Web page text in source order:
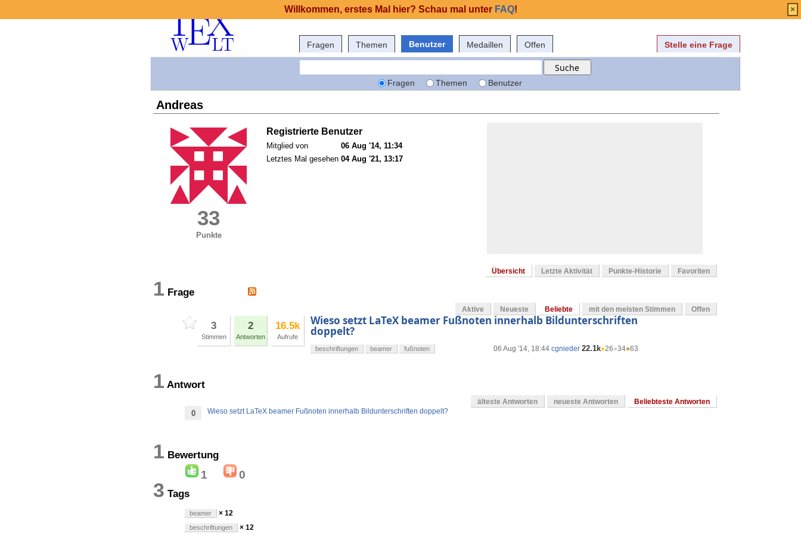
Fragen Themen Benutzer Medaillen Offen Stelle eine Frage
Fragen Themen Benutzer
Andreas
33
Punkte
Registrierte Benutzer
Mitglied von
06 Aug '14, 11:34
Letztes Mal gesehen 04 Aug '21, 13:17
Übersicht Letzte Aktivität Punkte-Historie Favoriten
1 Frage
Aktive Neueste Beliebte mit den meisten Stimmen Offen
3
Stimmen
2
Antworten
16.5k
Aufrufe
Wieso setzt LaTeX beamer Fußnoten innerhalb Bildunterschriften
doppelt?
06 Aug '14, 18:44 cgnieder 22.1k●26●34●63
beschriftungen beamer fußnoten
1 Antwort
älteste Antworten neueste Antworten Beliebteste Antworten
0 Wieso setzt LaTeX beamer Fußnoten innerhalb Bildunterschriften doppelt?
1 Bewertung
1 0
3 Tags
beamer × 12
beschriftungen × 12
Willkommen, erstes Mal hier? Schau mal unter FAQ! ×